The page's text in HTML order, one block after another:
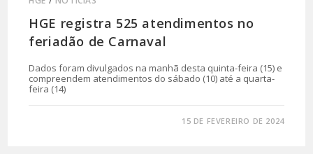
HGE registra 525 atendimentos no
feriadão de Carnaval
Dados foram divulgados na manhã desta quinta-feira (15) e
compreendem atendimentos do sábado (10) até a quarta-
feira (14)
15 DE FEVEREIRO DE 2024